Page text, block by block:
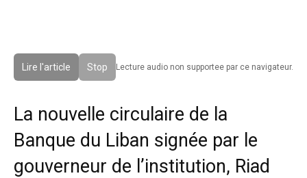
Lire l'article Stop Lecture audio non supportee par ce navigateur.
La nouvelle circulaire de la
Banque du Liban signée par le
gouverneur de l’institution, Riad